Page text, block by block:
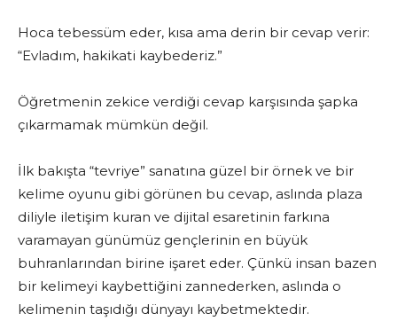
Hoca tebessüm eder, kısa ama derin bir cevap verir:
“Evladım, hakikati kaybederiz.”
Öğretmenin zekice verdiği cevap karşısında şapka
çıkarmamak mümkün değil.
İlk bakışta “tevriye” sanatına güzel bir örnek ve bir
kelime oyunu gibi görünen bu cevap, aslında plaza
diliyle iletişim kuran ve dijital esaretinin farkına
varamayan günümüz gençlerinin en büyük
buhranlarından birine işaret eder. Çünkü insan bazen
bir kelimeyi kaybettiğini zannederken, aslında o
kelimenin taşıdığı dünyayı kaybetmektedir.